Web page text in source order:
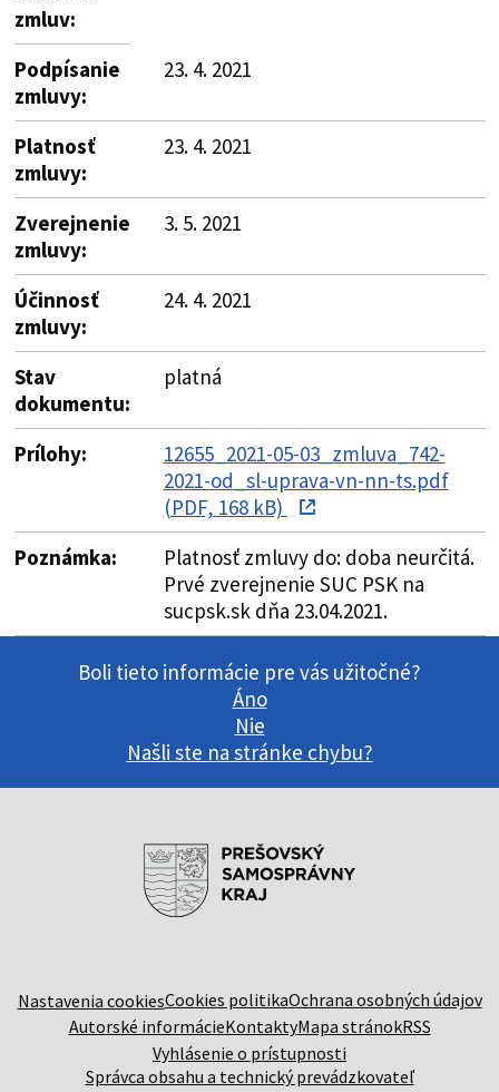
zmluv:
Podpísanie
zmluvy:
23. 4. 2021
Platnosť
zmluvy:
23. 4. 2021
Zverejnenie
zmluvy:
3. 5. 2021
Účinnosť
zmluvy:
24. 4. 2021
Stav
dokumentu:
platná
Prílohy:
12655_2021-05-03_zmluva_742-
2021-od_sl-uprava-vn-nn-ts.pdf
(PDF, 168 kB)
Poznámka:
Platnosť zmluvy do: doba neurčitá.
Prvé zverejnenie SUC PSK na
sucpsk.sk dňa 23.04.2021.
Boli tieto informácie pre vás užitočné?
Áno
Nie
Našli ste na stránke chybu?
Nastavenia cookiesCookies politikaOchrana osobných údajov
Autorské informácieKontaktyMapa stránokRSS
Vyhlásenie o prístupnosti
Správca obsahu a technický prevádzkovateľ